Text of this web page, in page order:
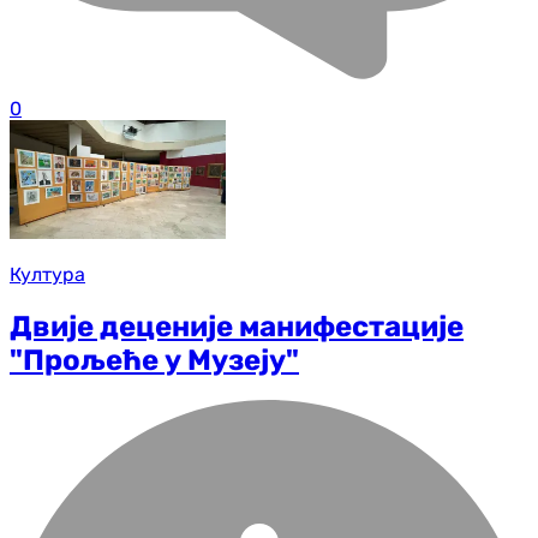
0
Култура
Двије деценије манифестације
"Прољеће у Музеју"